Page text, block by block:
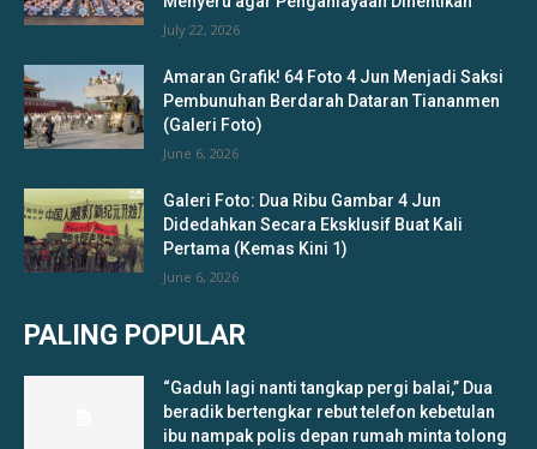
July 22, 2026
Amaran Grafik! 64 Foto 4 Jun Menjadi Saksi
Pembunuhan Berdarah Dataran Tiananmen
(Galeri Foto)
June 6, 2026
Galeri Foto: Dua Ribu Gambar 4 Jun
Didedahkan Secara Eksklusif Buat Kali
Pertama (Kemas Kini 1)
June 6, 2026
PALING POPULAR
“Gaduh lagi nanti tangkap pergi balai,” Dua
beradik bertengkar rebut telefon kebetulan
ibu nampak polis depan rumah minta tolong